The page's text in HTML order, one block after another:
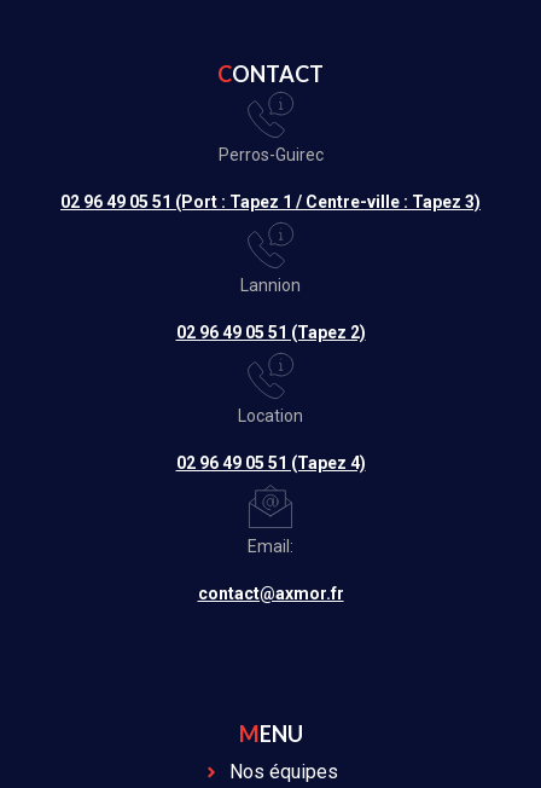
CONTACT
Perros-Guirec
02 96 49 05 51 (Port : Tapez 1 / Centre-ville : Tapez 3)
Lannion
02 96 49 05 51 (Tapez 2)
Location
02 96 49 05 51 (Tapez 4)
Email:
contact@axmor.fr
MENU
Nos équipes